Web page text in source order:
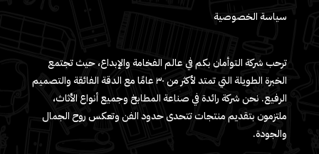
سياسة الخصوصية
ترحب شركة التوأمان بكم في عالم الفخامة والإبداع، حيث تجتمع
الخبرة الطويلة التي تمتد لأكثر من ٣٠ عامًا مع الدقة الفائقة والتصميم
الرفيع. نحن شركة رائدة في صناعة المطابخ وجميع أنواع الأثاث،
ملتزمون بتقديم منتجات تتحدى حدود الفن وتعكس روح الجمال
والجودة.